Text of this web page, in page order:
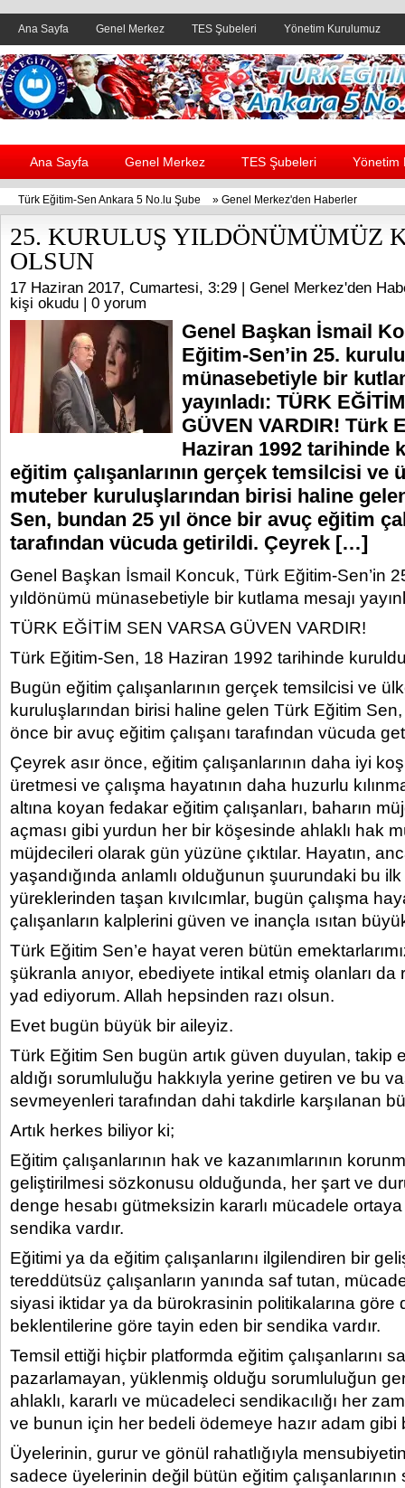
Ana Sayfa Genel Merkez TES Şubeleri Yönetim Kurulumuz
Header yanı reklam alanı
Ana Sayfa Genel Merkez TES Şubeleri Yönetim
Türk Eğitim-Sen Ankara 5 No.lu Şube » Genel Merkez'den Haberler
25. KURULUŞ YILDÖNÜMÜMÜZ
OLSUN
17 Haziran 2017, Cumartesi, 3:29 | Genel Merkez'den
kişi okudu | 0 yorum
Genel Başkan İsmail
Eğitim-Sen’in 25.
münasebetiyle bir
yayınladı: TÜRK
GÜVEN VARDIR! Türk
Haziran 1992 tarihinde
eğitim çalışanlarının gerçek temsilcisi ve
muteber kuruluşlarından birisi haline
Sen, bundan 25 yıl önce bir avuç eğitim
tarafından vücuda getirildi. Çeyrek […]
Genel Başkan İsmail Koncuk, Türk Eğitim-Sen’in
yıldönümü münasebetiyle bir kutlama mesajı
TÜRK EĞİTİM SEN VARSA GÜVEN VARDIR!
Türk Eğitim-Sen, 18 Haziran 1992 tarihinde
Bugün eğitim çalışanlarının gerçek temsilcisi ve
kuruluşlarından birisi haline gelen Türk Eğitim
önce bir avuç eğitim çalışanı tarafından vücuda
Çeyrek asır önce, eğitim çalışanlarının daha iyi
üretmesi ve çalışma hayatının daha huzurlu
altına koyan fedakar eğitim çalışanları, baharın
açması gibi yurdun her bir köşesinde ahlaklı hak
müjdecileri olarak gün yüzüne çıktılar. Hayatın,
yaşandığında anlamlı olduğunun şuurundaki bu ilk
yüreklerinden taşan kıvılcımlar, bugün çalışma
çalışanların kalplerini güven ve inançla ısıtan
Türk Eğitim Sen’e hayat veren bütün
şükranla anıyor, ebediyete intikal etmiş olanları da
yad ediyorum. Allah hepsinden razı olsun.
Evet bugün büyük bir aileyiz.
Türk Eğitim Sen bugün artık güven duyulan, takip
aldığı sorumluluğu hakkıyla yerine getiren ve bu
sevmeyenleri tarafından dahi takdirle karşılanan
Artık herkes biliyor ki;
Eğitim çalışanlarının hak ve kazanımlarının
geliştirilmesi sözkonusu olduğunda, her şart ve
denge hesabı gütmeksizin kararlı mücadele
sendika vardır.
Eğitimi ya da eğitim çalışanlarını ilgilendiren bir
tereddütsüz çalışanların yanında saf tutan,
siyasi iktidar ya da bürokrasinin politikalarına göre
beklentilerine göre tayin eden bir sendika vardır.
Temsil ettiği hiçbir platformda eğitim çalışanlarını
pazarlamayan, yüklenmiş olduğu sorumluluğun
ahlaklı, kararlı ve mücadeleci sendikacılığı her
ve bunun için her bedeli ödemeye hazır adam gibi
Üyelerinin, gurur ve gönül rahatlığıyla
sadece üyelerinin değil bütün eğitim